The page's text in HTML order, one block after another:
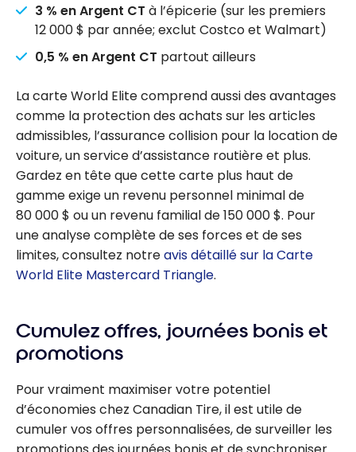
3 % en Argent CT à l’épicerie (sur les premiers
12 000 $ par année; exclut Costco et Walmart)
0,5 % en Argent CT partout ailleurs
La carte World Elite comprend aussi des avantages
comme la protection des achats sur les articles
admissibles, l’assurance collision pour la location de
voiture, un service d’assistance routière et plus.
Gardez en tête que cette carte plus haut de
gamme exige un revenu personnel minimal de
80 000 $ ou un revenu familial de 150 000 $. Pour
une analyse complète de ses forces et de ses
limites, consultez notreavis détaillé sur la Carte
World Elite Mastercard Triangle.
Cumulez offres, journées bonis et
promotions
Pour vraiment maximiser votre potentiel
d’économies chez Canadian Tire, il est utile de
cumuler vos offres personnalisées, de surveiller les